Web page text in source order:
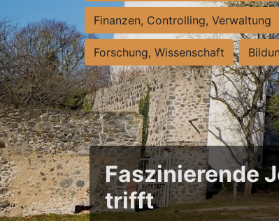
Finanzen, Controlling, Verwaltung
Forschung, Wissenschaft
Faszinierende
trifft